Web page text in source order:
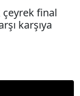
çeyrek final
karşıya